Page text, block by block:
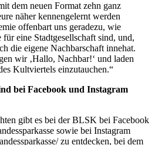
dem neuen Format zehn ganz
näher kennengelernt werden
offenbart uns geradezu, wie
eine Stadtgesellschaft sind, und,
die eigene Nachbarschaft innehat.
wir ‚Hallo, Nachbar!‘ und laden
Kultviertels einzutauchen.“
bei Facebook und Instagram
gibt es bei der BLSK bei Facebook
sowie bei Instagram
zu entdecken, bei dem